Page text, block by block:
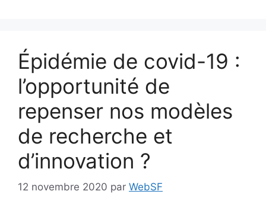
Épidémie de covid-19 :
l’opportunité de
repenser nos modèles
de recherche et
d’innovation ?
12 novembre 2020 par WebSF